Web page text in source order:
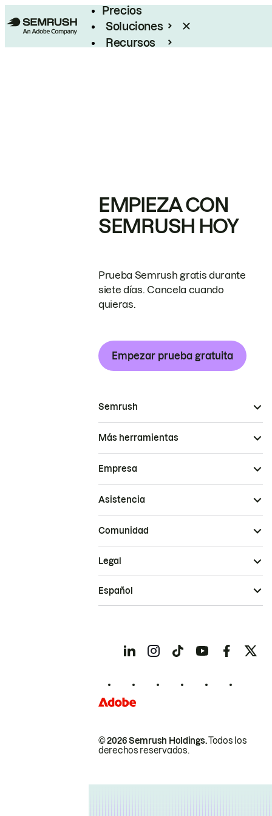
Precios
Soluciones
Recursos
EMPIEZA CON
SEMRUSH HOY
Prueba Semrush gratis durante
siete días. Cancela cuando
quieras.
Empezar prueba gratuita
Semrush
Más herramientas
Empresa
Asistencia
Comunidad
© 2026 Semrush Holdings.Todos los
derechos reservados.
Legal
Español